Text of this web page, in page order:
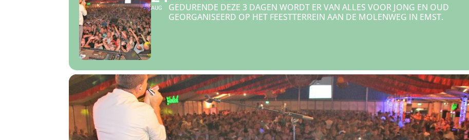
AUG
GEDURENDE DEZE 3 DAGEN WORDT ER VAN ALLES VOOR JONG EN OUD
GEORGANISEERD OP HET FEESTTERREIN AAN DE MOLENWEG IN EMST.